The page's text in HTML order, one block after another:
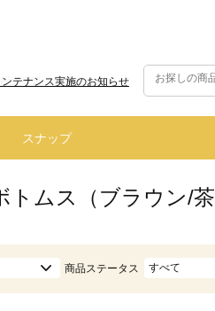
テナンス実施のお知らせ
スナップ
トムス（ブラウン/
商品ステータス すべて